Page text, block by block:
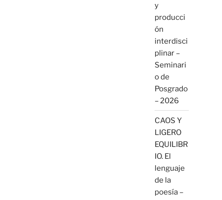
y
producci
ón
interdisci
plinar –
Seminari
o de
Posgrado
– 2026
CAOS Y
LIGERO
EQUILIBR
IO. El
lenguaje
de la
poesía –